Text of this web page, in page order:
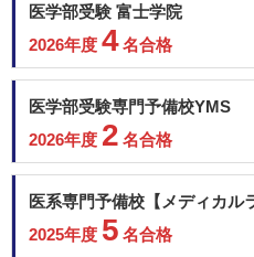
川崎医科大学 岡山地域
川崎医科大学 一般
金沢大学 A-lympiad選抜
金沢大学 総合型選抜Ⅱ
金沢大学 学校推薦型
金沢大学 学校推薦型選
名古屋市立大学 地域枠
＜科目詳細＞
６教科８科目 【外国語】英（リスニ
【数】IＡ・IiＢＣ 【理】物・化・生か
民】地地、歴日、歴世、地歴公、公倫
2次試験：
第1次選考 出願時に提出された書類等
ついては取り組んだ研究レポート等
継続性・適応性等を評価します 第2
医学部受験 富士学院
2026年度 4名合格
医学部受験専門予備校YMS
2026年度 2 名合格
医系専門予備校【メディカル
2025年度 5 名合格